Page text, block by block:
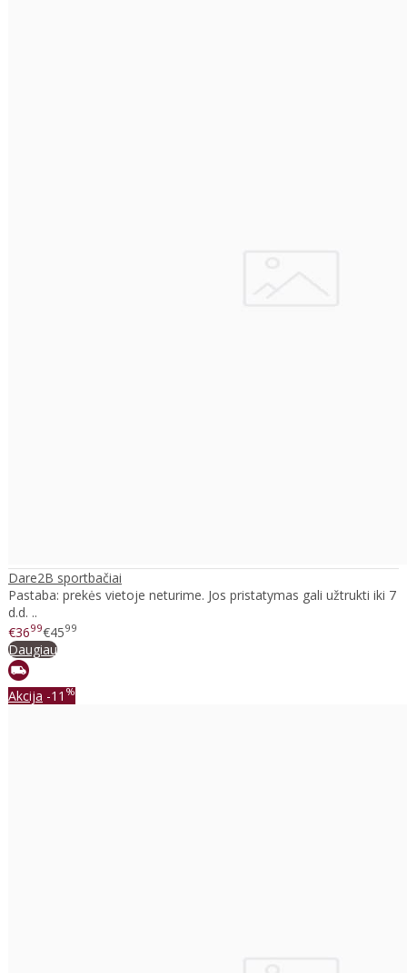
Dare2B sportbačiai
Pastaba: prekės vietoje neturime. Jos pristatymas gali užtrukti iki 7
d.d. ..
€3699€4599
Daugiau
Akcija -11 %